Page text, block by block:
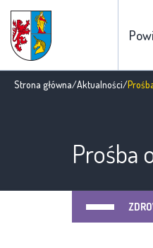
Strona główna/Aktualności/
Prośba